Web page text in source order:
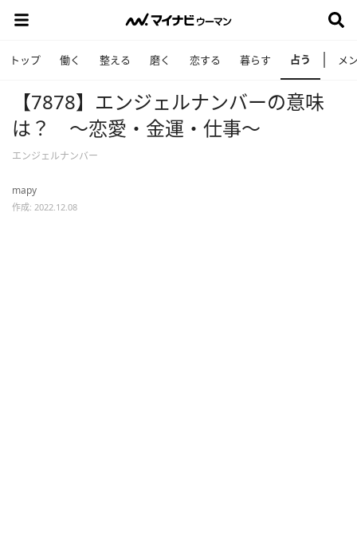
トップ 働く 整える 磨く 恋する 暮らす 占う メ
【7878】エンジェルナンバーの意味
は？ ～恋愛・金運・仕事～
エンジェルナンバー
mapy
作成: 2022.12.08